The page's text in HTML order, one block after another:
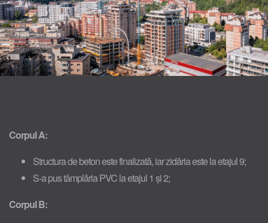
Corpul A:
Structura de beton este finalizată, iar zidăria este la etajul 9;
S-a pus tâmplăria PVC la etajul 1 și 2;
Corpul B: